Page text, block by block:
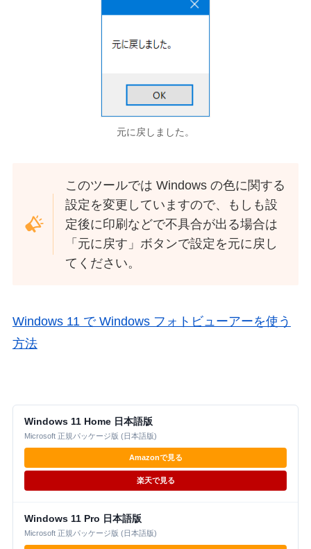
元に戻しました。
このツールでは Windows の色に関する
設定を変更していますので、もしも設
定後に印刷などで不具合が出る場合は
「元に戻す」ボタンで設定を元に戻し
てください。
Windows 11 で Windows フォトビューアーを使う
方法
Windows 11 Home 日本語版
Microsoft 正規パッケージ版 (日本語版)
Amazonで見る
楽天で見る
Windows 11 Pro 日本語版
Microsoft 正規パッケージ版 (日本語版)